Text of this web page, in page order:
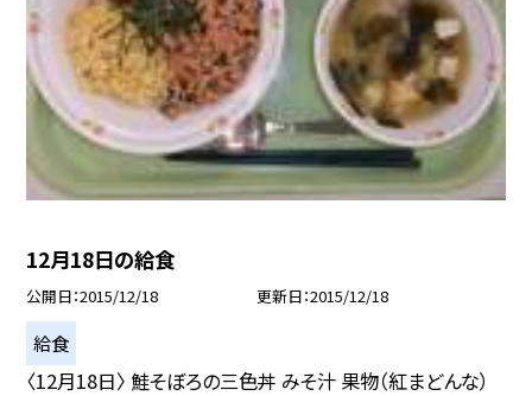
12月18日の給食
公開日 2015/12/18 更新日 2015/12/18
給食
〈12月18日〉 鮭そぼろの三色丼 みそ汁 果物（紅まどんな）